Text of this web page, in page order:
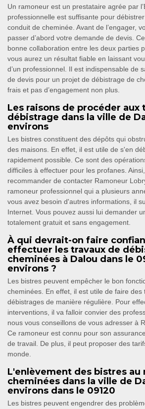
Un ramoneur est un prestataire agrée par
professionnelle est suffisante pour
conduit de cheminée. Avant de l’engager,
passer d’abord votre demande de devis.
bonne collaboration entre les deux parties
vous aurez un résultat fiable en laissant
d’un professionnel. Il est indispensable de
de devis pour un projet de débistrage de
frais et pas d’engagement non plus.
Les raisons de procéder aux
débistrage dans la ville de
environs
Les bistres constituent des dépôts qui
des maisons. En effet, il est utile de s'en
rapidement possible. Ce sont des
difficiles à effectuer pour les profanes.
recommander de contacter Ramoneur
ramoneur professionnel qui a plusieurs
vous avez besoin d'autres informations, il
Internet. Vous pouvez aussi lui demander
totalement gratuit et sans engagement.
À qui devrait-on faire
effectuer les travaux de
cheminées à Dalou dans le
environs ?
Les bistres peuvent empêcher le bon
cheminées. En effet, il est utile de faire des
débistrages de manière régulière. Pour
interventions, il va falloir convier des
nous vous conseillons de vous adresser à
Ce ramoneur est connu pour son
de travail. De plus, il peut proposer des
monde.
L'enlèvement des bistres au
cheminées dans la ville de
environs dans le 09120
Les bistres peuvent engendrer des